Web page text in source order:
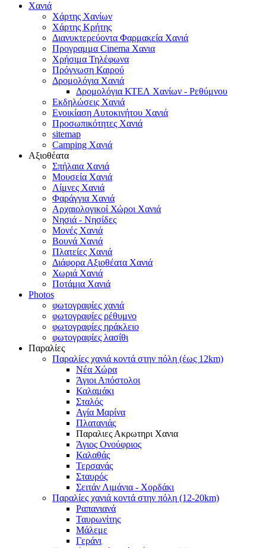
Χανιά
Χάρτης Χανίων
Χάρτης Κρήτης
Διανυκτερεύοντα Φαρμακεία Χανιά
Προγραμμα Cinema Χανια
Χρήσιμα Τηλέφωνα
Πρόγνωση Καιρού
Δρομολόγια Χανιά
Δρομολόγια ΚΤΕΛ Χανίων - Ρεθύμνου
Εκδηλώσεις Χανιά
Ενοικίαση Αυτοκινήτου Χανιά
Προσωπικότητες Χανιά
sitemap
Camping Χανιά
Αξιοθέατα
Σπήλαια Χανιά
Μουσεία Χανιά
Λίμνες Χανιά
Φαράγγια Χανιά
Αρχαιολογικοί Χώροι Χανιά
Νησιά - Νησίδες
Μονές Χανιά
Βουνά Χανιά
Πλατείες Χανιά
Διάφορα Αξιοθέατα Χανιά
Χωριά Χανιά
Ποτάμια Χανιά
Photos
φωτογραφίες χανιά
φωτογραφίες ρέθυμνο
φωτογραφίες ηράκλειο
φωτογραφίες λασίθι
Παραλίες
Παραλίες χανιά κοντά στην πόλη (έως 12km)
Νέα Χώρα
Άγιοι Απόστολοι
Καλαμάκι
Σταλός
Αγία Μαρίνα
Πλατανιάς
Παραλιες Ακρωτηρι Χανια
Άγιος Ονούφριος
Καλαθάς
Τερσανάς
Σταυρός
Σειτάν Λιμάνια - Χορδάκι
Παραλίες χανιά κοντά στην πόλη (12-20km)
Ραπανιανά
Ταυρωνίτης
Μάλεμε
Γεράνι